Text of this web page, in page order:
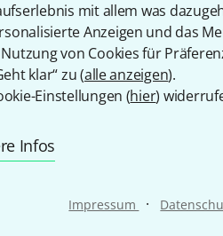
mit allem was
Anzeigen und das
von Cookies für
klar“ zu (alle anzeigen).
Einstellungen (hier)
Infos
Impressum ·